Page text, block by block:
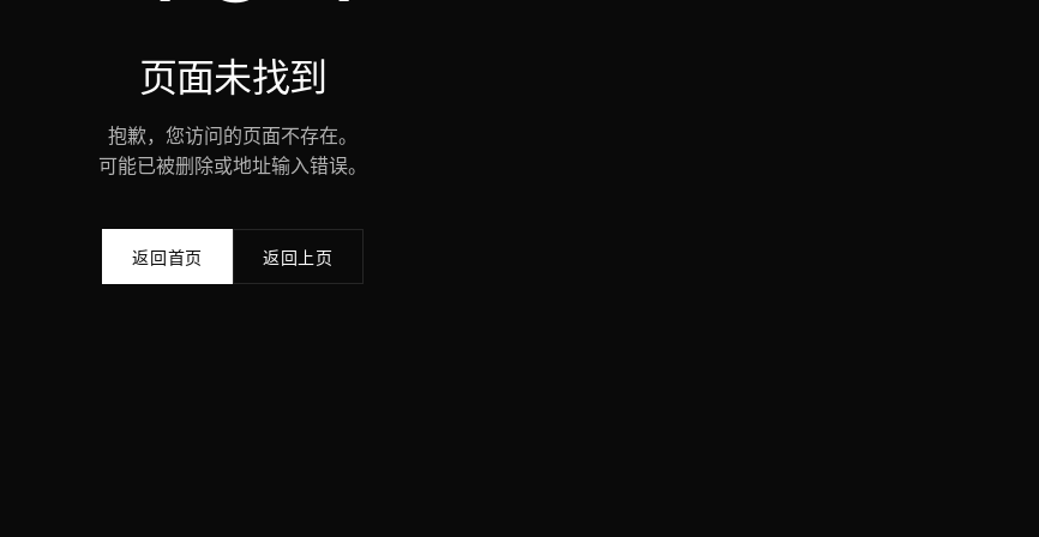
页面未找到
抱歉，您访问的页面不存在。
可能已被删除或地址输入错误。
返回首页 返回上页